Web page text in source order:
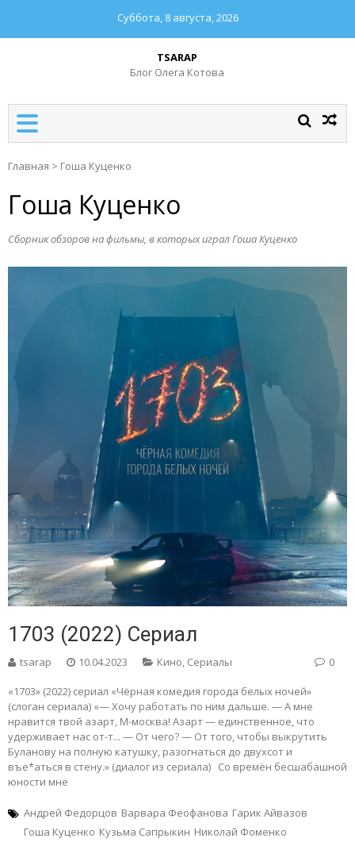
Суббота, 8 августа, 2026
TSARAP
Блог Олега Котова
Главная > Гоша Куценко
Гоша Куценко
Сборник обзоров на фильмы, в которых играл Гоша Куценко
1703 (2022) Сериал
tsarap 10.04.2023 Кино, Сериалы 0
«1703» (2022) сериал «Чёрная комедия города белых ночей»
(слоган сериала) «— Хочу работать по ним дальше. — А мне
нравится твой азарт, М-москва! Азарт — единственное, что
удерживает нас от-т... — От чего? — От того, чтобы выкрутить
Буланову на полную катушку, разогнаться до двухсот и
въе*аться в стену.» (диалог из сериала) Со времён бесшабашной
юности мне
Андрей Федорцов Варвара Феофанова Гарик Айвазов
Гоша Куценко Кузьма Сапрыкин Николай Фоменко